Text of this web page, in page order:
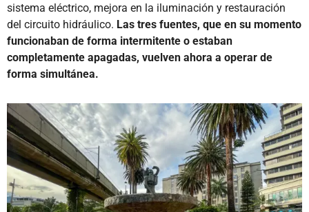
sistema eléctrico, mejora en la iluminación y restauración
del circuito hidráulico. Las tres fuentes, que en su momento
funcionaban de forma intermitente o estaban
completamente apagadas, vuelven ahora a operar de
forma simultánea.